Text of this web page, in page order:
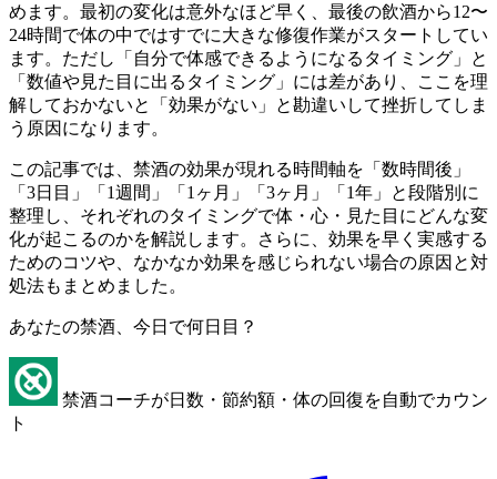
めます。最初の変化は意外なほど早く、最後の飲酒から12〜
24時間で体の中ではすでに大きな修復作業がスタートしてい
ます。ただし「自分で体感できるようになるタイミング」と
「数値や見た目に出るタイミング」には差があり、ここを理
解しておかないと「効果がない」と勘違いして挫折してしま
う原因になります。
この記事では、禁酒の効果が現れる時間軸を「数時間後」
「3日目」「1週間」「1ヶ月」「3ヶ月」「1年」と段階別に
整理し、それぞれのタイミングで体・心・見た目にどんな変
化が起こるのかを解説します。さらに、効果を早く実感する
ためのコツや、なかなか効果を感じられない場合の原因と対
処法もまとめました。
あなたの禁酒、今日で何日目？
禁酒コーチが日数・節約額・体の回復を自動でカウン
ト